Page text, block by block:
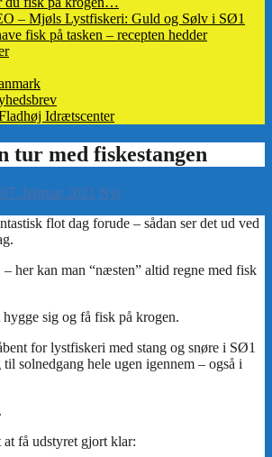
– Mjøls Lystfiskeri: Guld og Sølv i SØ1
fisk på tasken – recepten hedder
Idrætscenter
7. februar 2021 Nyt